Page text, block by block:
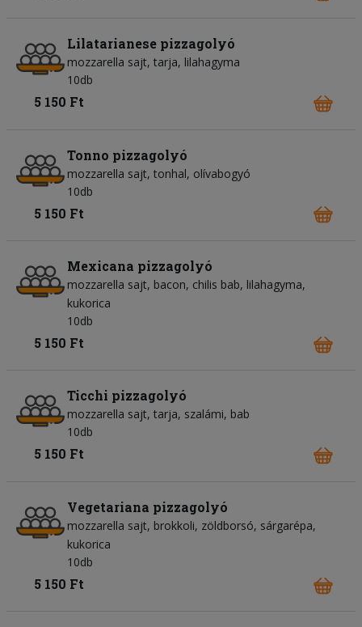
Lilatarianese pizzagolyó
mozzarella sajt tarja lilahagyma
10db
5 150 Ft
Tonno pizzagolyó
mozzarella sajt tonhal olívabogyó
10db
5 150 Ft
Mexicana pizzagolyó
mozzarella sajt bacon chilis bab lilahagyma
kukorica
10db
5 150 Ft
Ticchi pizzagolyó
mozzarella sajt tarja szalámi bab
10db
5 150 Ft
Vegetariana pizzagolyó
mozzarella sajt brokkoli zöldborsó sárgarépa
kukorica
10db
5 150 Ft